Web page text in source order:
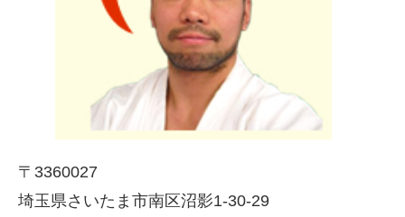
〒3360027
埼玉県さいたま市南区沼影1-30-29